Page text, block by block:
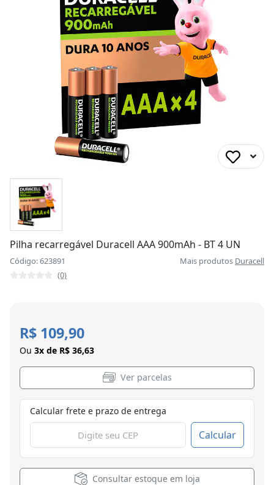
Pilha recarregável Duracell AAA 900mAh - BT 4 UN
Código: 623891 Mais produtos Duracell
(0)
R$ 109,90
Ou 3x de R$ 36,63
Ver parcelas
Calcular frete e prazo de entrega
Calcular
Consultar estoque em loja